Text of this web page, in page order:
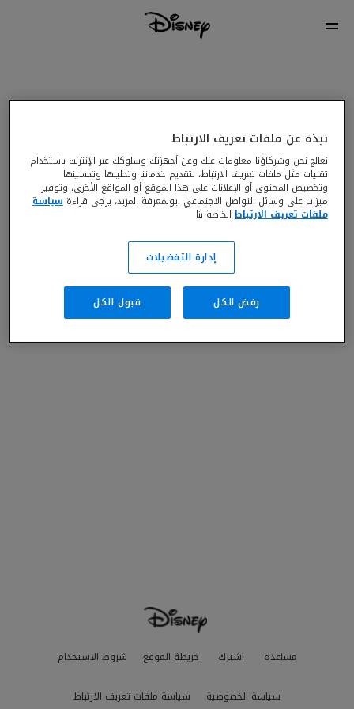
مساعدة اشترك خريطة الموقع شروط الاستخدام
سياسة الخصوصية سياسة ملفات تعريف الارتباط
نبذة عن ملفات تعريف الارتباط
نعالج نحن وشركاؤنا معلومات عنك وعن أجهزتك وسلوكك عبر الإنترنت باستخدام
تقنيات مثل ملفات تعريف الارتباط، لتقديم خدماتنا وتحليلها وتحسينها
وتخصيص المحتوى أو الإعلانات على هذا الموقع أو المواقع الأخرى، وتوفير
ميزات على وسائل التواصل الاجتماعي .يولمعرفة المزيد، يرجى قراءةسياسة
ملفات تعريف الارتباطالخاصة بنا
إدارة التفضيلات
رفض الكل قبول الكل